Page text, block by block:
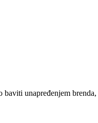
baviti unapređenjem